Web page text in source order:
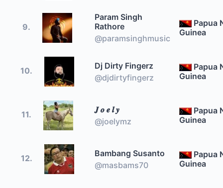
9.
Param Singh
Rathore
@paramsinghmusic
Papua
Guinea
10.
Dj Dirty Fingerz
@djdirtyfingerz
Papua
Guinea
11.
𝑱 𝒐 𝒆 𝒍 𝒚
@joelymz
Papua
Guinea
12.
Bambang Susanto
@masbams70
Papua
Guinea